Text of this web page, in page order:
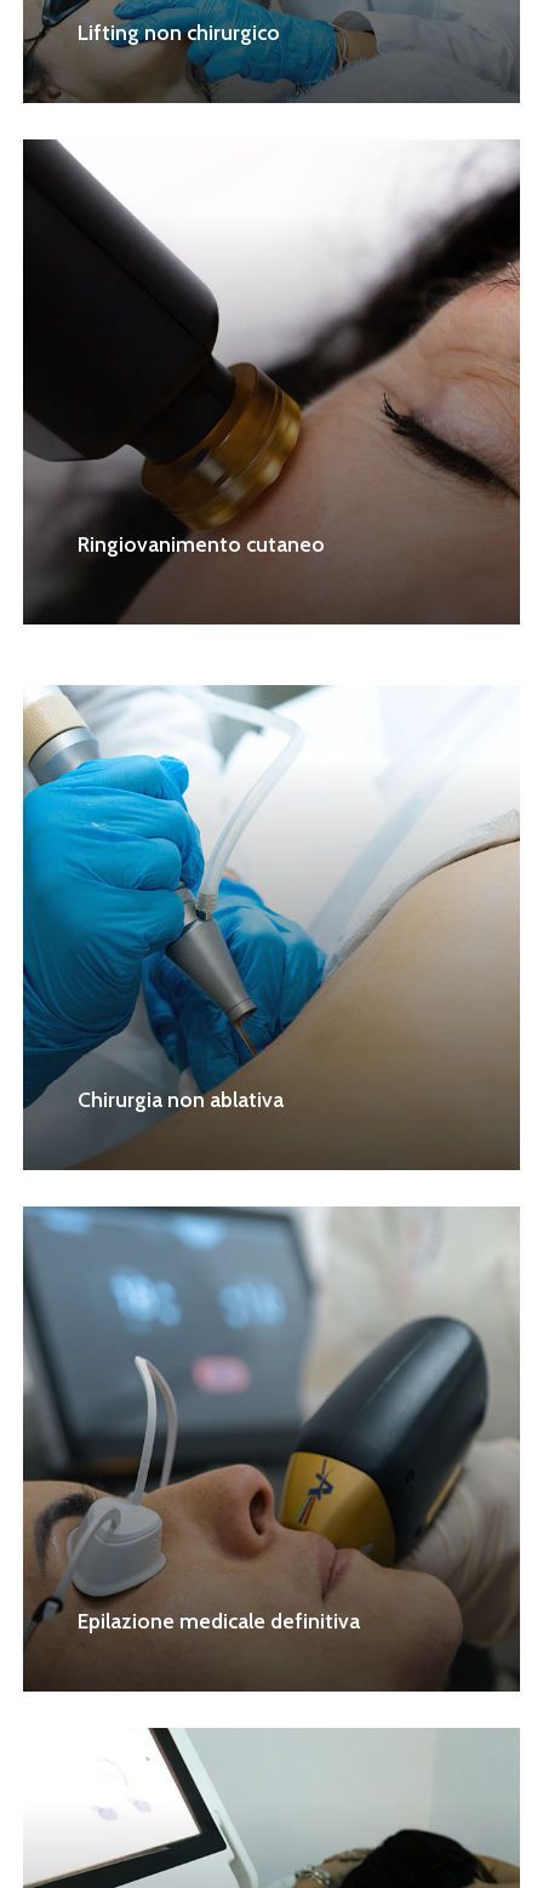
Lifting non chirurgico
Ringiovanimento cutaneo
Chirurgia non ablativa
Epilazione medicale definitiva